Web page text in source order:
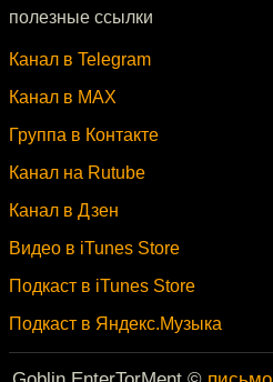
полезные ссылки
Канал в Telegram
Канал в MAX
Группа в Контакте
Канал на Rutube
Канал в Дзен
Видео в iTunes Store
Подкаст в iTunes Store
Подкаст в Яндекс.Музыка